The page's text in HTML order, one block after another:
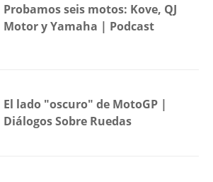
Probamos seis motos: Kove, QJ
Motor y Yamaha | Podcast
El lado "oscuro" de MotoGP |
Diálogos Sobre Ruedas